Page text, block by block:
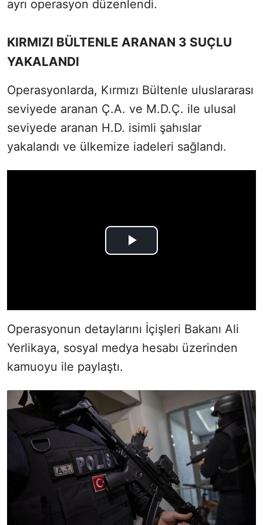
ayrı operasyon düzenlendi.
KIRMIZI BÜLTENLE ARANAN 3 SUÇLU
YAKALANDI
Operasyonlarda, Kırmızı Bültenle uluslararası
seviyede aranan Ç.A. ve M.D.Ç. ile ulusal
seviyede aranan H.D. isimli şahıslar
yakalandı ve ülkemize iadeleri sağlandı.
Operasyonun detaylarını İçişleri Bakanı Ali
Yerlikaya, sosyal medya hesabı üzerinden
kamuoyu ile paylaştı.